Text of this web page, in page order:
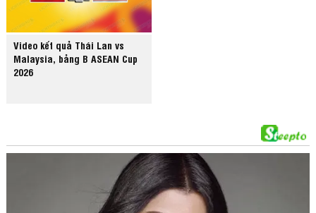
Video kết quả Thái Lan vs
Malaysia, bảng B ASEAN Cup
2026